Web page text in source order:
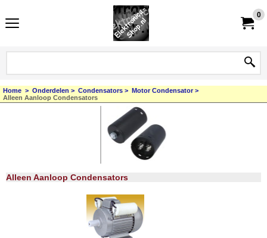
0
Home > Onderdelen > Condensators > Motor Condensator>
Alleen Aanloop Condensators
Alleen Aanloop Condensators